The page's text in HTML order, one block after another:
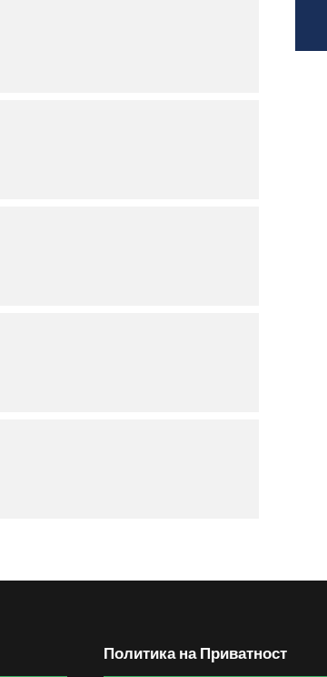
Политика на Приватност